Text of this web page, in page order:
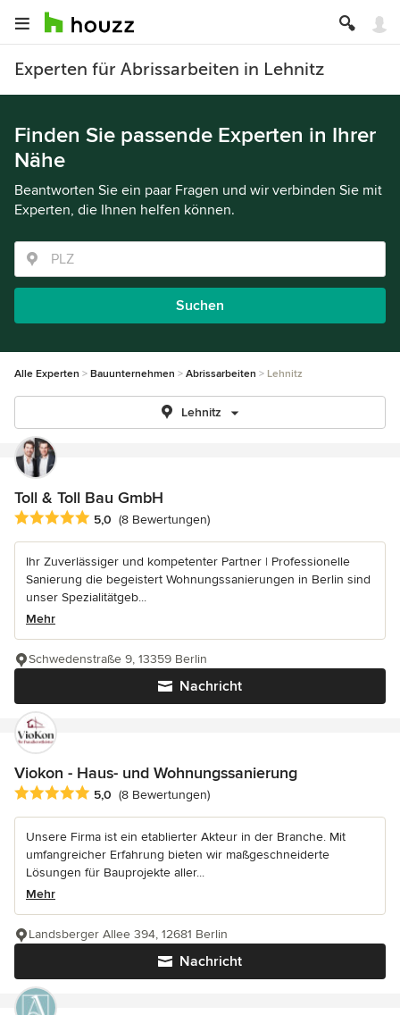
Experten für Abrissarbeiten in Lehnitz
Finden Sie passende Experten in Ihrer
Nähe
Beantworten Sie ein paar Fragen und wir verbinden Sie mit
Experten, die Ihnen helfen können.
Suchen
Alle Experten Bauunternehmen Abrissarbeiten Lehnitz
Lehnitz
Toll & Toll Bau GmbH
Durchschnittliche Bewertung: 5 von 5 Sternen
5,0 (8 Bewertungen)
Ihr Zuverlässiger und kompetenter Partner | Professionelle
Sanierung die begeistert Wohnungssanierungen in Berlin sind
unser Spezialitätgeb...
Mehr
Nachricht
Schwedenstraße 9, 13359 Berlin
Viokon - Haus- und Wohnungssanierung
Durchschnittliche Bewertung: 5 von 5 Sternen
5,0 (8 Bewertungen)
Unsere Firma ist ein etablierter Akteur in der Branche. Mit
umfangreicher Erfahrung bieten wir maßgeschneiderte
Lösungen für Bauprojekte aller...
Mehr
Nachricht
Landsberger Allee 394, 12681 Berlin